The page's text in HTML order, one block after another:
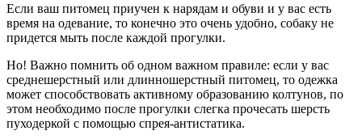
Если ваш питомец приучен к нарядам и обуви и у вас есть
время на одевание, то конечно это очень удобно, собаку не
придется мыть после каждой прогулки.
Но! Важно помнить об одном важном правиле: если у вас
среднешерстный или длинношерстный питомец, то одежка
может способствовать активному образованию колтунов, по
этом необходимо после прогулки слегка прочесать шерсть
пуходеркой с помощью спрея-антистатика.